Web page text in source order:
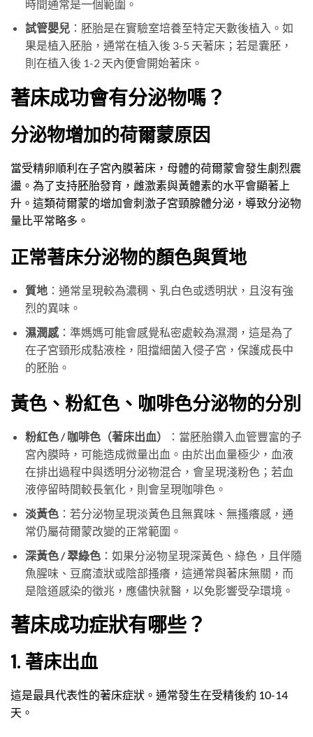
時間通常是一個範圍。
試管嬰兒：胚胎是在實驗室培養至特定天數後植入。如
果是植入胚胎，通常在植入後 3-5 天著床；若是囊胚，
則在植入後 1-2 天內便會開始著床。
著床成功會有分泌物嗎？
分泌物增加的荷爾蒙原因
當受精卵順利在子宮內膜著床，母體的荷爾蒙會發生劇烈震
盪。為了支持胚胎發育，雌激素與黃體素的水平會顯著上
升。這類荷爾蒙的增加會刺激子宮頸腺體分泌，導致分泌物
量比平常略多。
正常著床分泌物的顏色與質地
質地：通常呈現較為濃稠、乳白色或透明狀，且沒有強
烈的異味。
濕潤感：準媽媽可能會感覺私密處較為濕潤，這是為了
在子宮頸形成黏液栓，阻擋細菌入侵子宮，保護成長中
的胚胎。
黃色、粉紅色、咖啡色分泌物的分別
粉紅色 / 咖啡色（著床出血）
：當胚胎鑽入血管豐富的子
宮內膜時，可能造成微量出血。由於出血量極少，血液
在排出過程中與透明分泌物混合，會呈現淺粉色；若血
液停留時間較長氧化，則會呈現咖啡色。
淡黃色：若分泌物呈現淡黃色且無異味、無搔癢感，通
常仍屬荷爾蒙改變的正常範圍。
深黃色 / 翠綠色：如果分泌物呈現深黃色、綠色，且伴隨
魚腥味、豆腐渣狀或陰部搔癢，這通常與著床無關，而
是陰道感染的徵兆，應儘快就醫，以免影響受孕環境。
著床成功症狀有哪些？
1. 著床出血
這是最具代表性的著床症狀。通常發生在受精後約 10-14
天。